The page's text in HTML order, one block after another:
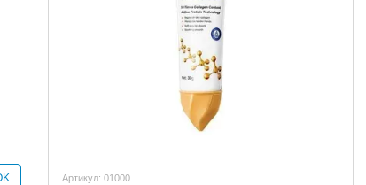
Артикул: 01000